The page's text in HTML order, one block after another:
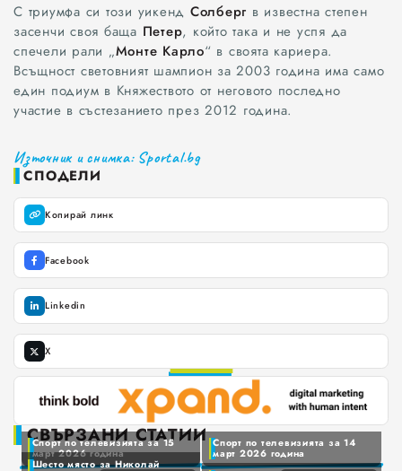
С триумфа си този уикенд Солберг в известна степен
засенчи своя баща Петер, който така и не успя да
спечели рали „Монте Карло“ в своята кариера.
Всъщност световният шампион за 2003 година има само
един подиум в Княжеството от неговото последно
участие в състезанието през 2012 година.
Източник и снимка: Sportal.bg
СПОДЕЛИ
Копирай линк
Facebook
Linkedin
X
СВЪРЗАНИ СТАТИИ
Спорт по телевизията за 15
март 2026 година
0
1
2
3
4
5
Спорт по телевизията за 14
март 2026 година0
1
Шесто място за Николай